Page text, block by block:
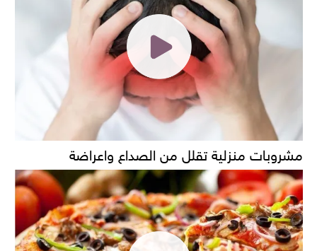
مشروبات منزلية تقلل من الصداع واعراضة